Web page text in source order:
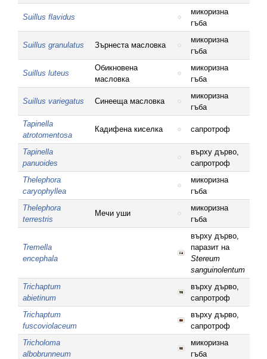
Suillus flavidus
микоризна
гъба
Suillus granulatus Зърнеста масловка
микоризна
гъба
Suillus luteus
Обикновена
масловка
микоризна
гъба
Suillus variegatus Синееща масловка
микоризна
гъба
Tapinella
atrotomentosa
Кадифена киселка сапротроф
Tapinella
panuoides
върху дърво,
сапротроф
Thelephora
caryophyllea
микоризна
гъба
Thelephora
terrestris
Мечи уши
микоризна
гъба
Tremella
encephala
върху дърво,
паразит на
Stereum
sanguinolentum
Trichaptum
abietinum
върху дърво,
сапротроф
Trichaptum
fuscoviolaceum
върху дърво,
сапротроф
Tricholoma
albobrunneum
микоризна
гъба